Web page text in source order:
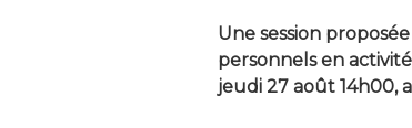
Une session
personnels en
jeudi 27 août 14h00,